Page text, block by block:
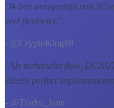
"Ik ben overgestapt van
veel flexibeler."
- @CryptoKing88
"Als technische flow,
ideeën perfect
- @Trader_Jane